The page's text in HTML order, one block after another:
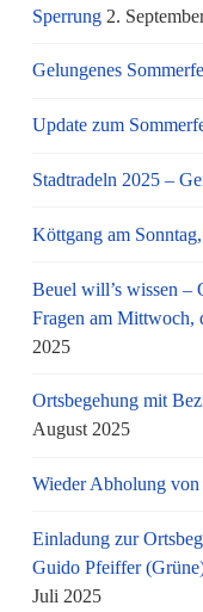
Sperrung 2.
Gelungenes
Update zum
Stadtradeln 2025 –
Köttgang am
Beuel will’s wissen –
Fragen am Mittwoch,
2025
Ortsbegehung mit
August 2025
Wieder Abholung
Einladung zur
Guido Pfeiffer
Juli 2025